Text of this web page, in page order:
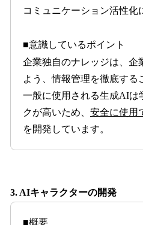
コミュニケーション活性化
■意識しているポイント
企業独自のナレッジは、企
よう、情報管理を徹底する
一般に使用される生成AIは
クが高いため、 安全に使用
を開発しています。
3. AIキャラクターの開発
■概要